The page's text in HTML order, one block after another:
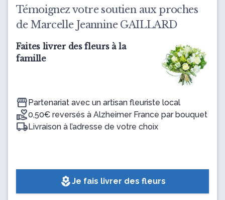
Témoignez votre soutien aux proches
de Marcelle Jeannine GAILLARD
Faites livrer des fleurs à la
famille
Partenariat avec un artisan fleuriste local
0,50€ reversés à Alzheimer France par bouquet
Livraison à l’adresse de votre choix
local_floristJe fais livrer des fleurs